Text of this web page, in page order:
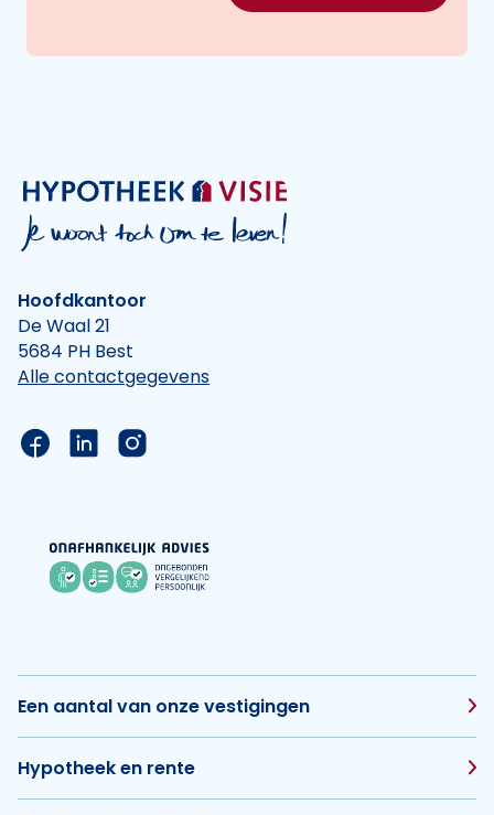
Hoofdkantoor
De Waal 21
5684 PH Best
Alle contactgegevens
Link naar de Facebook pagina van Hypotheek
Link naar de LinkedIn pagina van
Link naar de Instagram pagina van
Een aantal van onze vestigingen
Hypotheek en rente